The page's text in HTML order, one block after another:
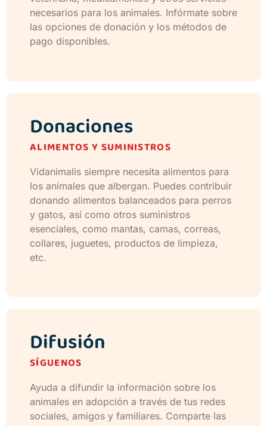
necesarios para los animales. Infórmate sobre
las opciones de donación y los métodos de
pago disponibles.
Donaciones
ALIMENTOS Y SUMINISTROS
Vidanimalis siempre necesita alimentos para
los animales que albergan. Puedes contribuir
donando alimentos balanceados para perros
y gatos, así como otros suministros
esenciales, como mantas, camas, correas,
collares, juguetes, productos de limpieza,
etc.
Difusión
SÍGUENOS
Ayuda a difundir la información sobre los
animales en adopción a través de tus redes
sociales, amigos y familiares. Comparte las